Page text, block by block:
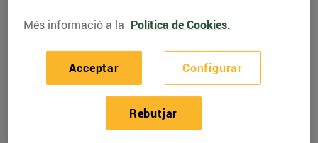
RECEPTES
Mandonguilles de
bacallà amb salsa
09/d’agost/2022
Més informació a la Política de Cookies.
Configurar
Rebutjar
Acceptar